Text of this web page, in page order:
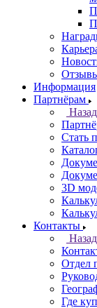
Информация
Партнёрам
Назад
Стать
3D
Контакты
Назад
Отдел
Где